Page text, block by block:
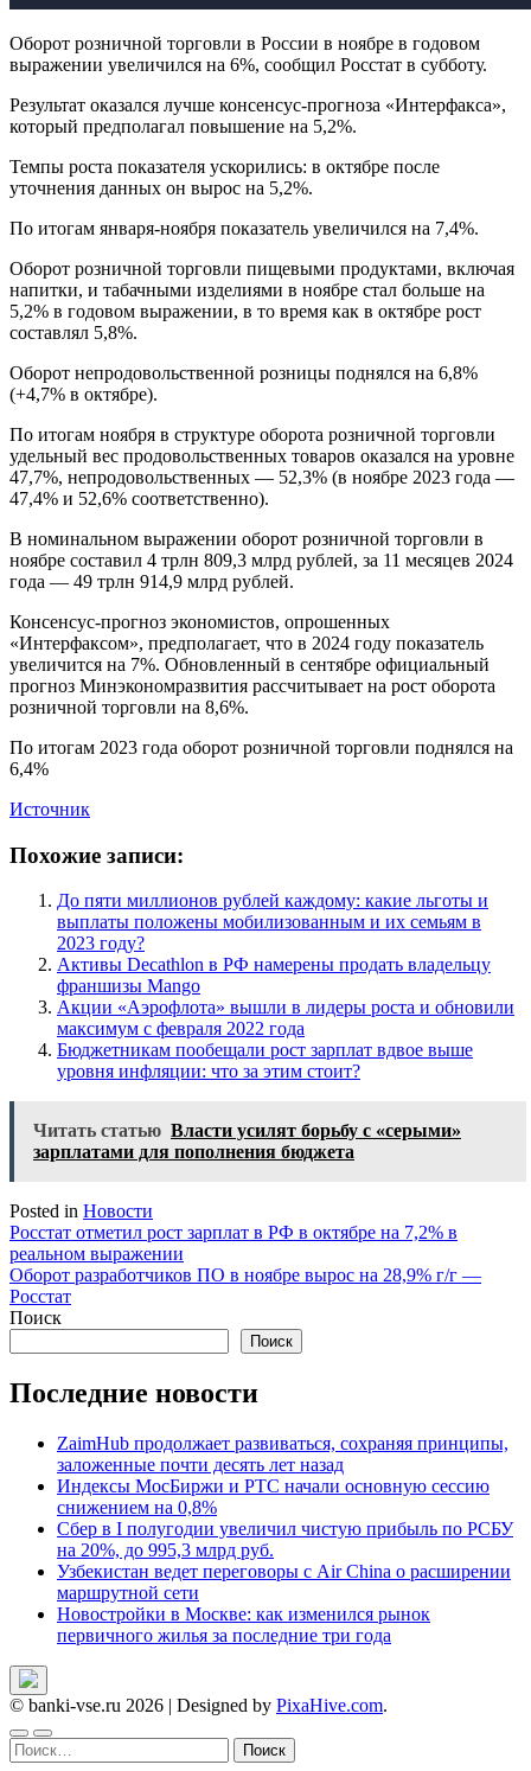
Оборот розничной торговли в России в ноябре в годовом
выражении увеличился на 6%, сообщил Росстат в субботу.
Результат оказался лучше консенсус-прогноза «Интерфакса»,
который предполагал повышение на 5,2%.
Темпы роста показателя ускорились: в октябре после
уточнения данных он вырос на 5,2%.
По итогам января-ноября показатель увеличился на 7,4%.
Оборот розничной торговли пищевыми продуктами, включая
напитки, и табачными изделиями в ноябре стал больше на
5,2% в годовом выражении, в то время как в октябре рост
составлял 5,8%.
Оборот непродовольственной розницы поднялся на 6,8%
(+4,7% в октябре).
По итогам ноября в структуре оборота розничной торговли
удельный вес продовольственных товаров оказался на уровне
47,7%, непродовольственных — 52,3% (в ноябре 2023 года —
47,4% и 52,6% соответственно).
В номинальном выражении оборот розничной торговли в
ноябре составил 4 трлн 809,3 млрд рублей, за 11 месяцев 2024
года — 49 трлн 914,9 млрд рублей.
Консенсус-прогноз экономистов, опрошенных
«Интерфаксом», предполагает, что в 2024 году показатель
увеличится на 7%. Обновленный в сентябре официальный
прогноз Минэкономразвития рассчитывает на рост оборота
розничной торговли на 8,6%.
По итогам 2023 года оборот розничной торговли поднялся на
6,4%
Источник
Похожие записи:
До пяти миллионов рублей каждому: какие льготы и
выплаты положены мобилизованным и их семьям в
2023 году?
Активы Decathlon в РФ намерены продать владельцу
франшизы Mango
Акции «Аэрофлота» вышли в лидеры роста и обновили
максимум с февраля 2022 года
Бюджетникам пообещали рост зарплат вдвое выше
уровня инфляции: что за этим стоит?
Читать статью Власти усилят борьбу с «серыми»
зарплатами для пополнения бюджета
Posted in Новости
Навигация
по
записям
Росстат отметил рост зарплат в РФ в октябре на 7,2% в
реальном выражении
Оборот разработчиков ПО в ноябре вырос на 28,9% г/г —
Росстат
Поиск
Поиск
Последние новости
ZaimHub продолжает развиваться, сохраняя принципы,
заложенные почти десять лет назад
Индексы МосБиржи и РТС начали основную сессию
снижением на 0,8%
Сбер в I полугодии увеличил чистую прибыль по РСБУ
на 20%, до 995,3 млрд руб.
Узбекистан ведет переговоры с Air China о расширении
маршрутной сети
Новостройки в Москве: как изменился рынок
первичного жилья за последние три года
© banki-vse.ru 2026 | Designed by PixaHive.com.
Найти: